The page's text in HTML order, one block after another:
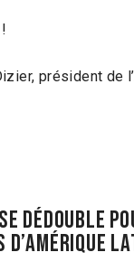
président de
DÉDOUBLE